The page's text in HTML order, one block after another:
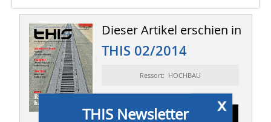
Dieser Artikel erschien in
THIS 02/2014
Ressort: HOCHBAU
Abonnement x
THIS Newsletter